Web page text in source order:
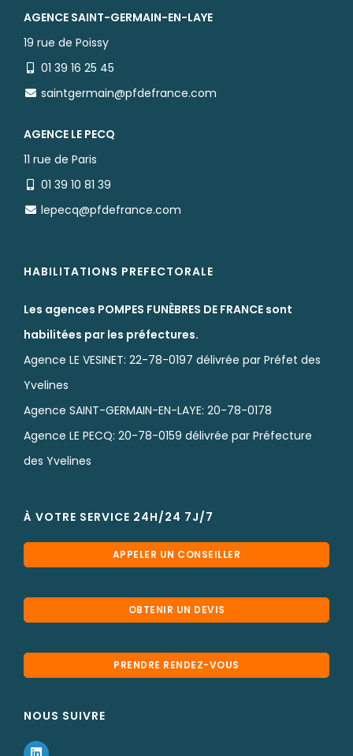
AGENCE SAINT-GERMAIN-EN-LAYE
19 rue de Poissy
01 39 16 25 45
saintgermain@pfdefrance.com
AGENCE LE PECQ
11 rue de Paris
01 39 10 81 39
lepecq@pfdefrance.com
HABILITATIONS PREFECTORALE
Les agences POMPES FUNÈBRES DE FRANCE sont
habilitées par les préfectures.
Agence LE VESINET: 22-78-0197 délivrée par Préfet des
Yvelines
Agence SAINT-GERMAIN-EN-LAYE: 20-78-0178
Agence LE PECQ: 20-78-0159 délivrée par Préfecture
des Yvelines
À VOTRE SERVICE 24H/24 7J/7
APPELER UN CONSEILLER
OBTENIR UN DEVIS
PRENDRE RENDEZ-VOUS
NOUS SUIVRE